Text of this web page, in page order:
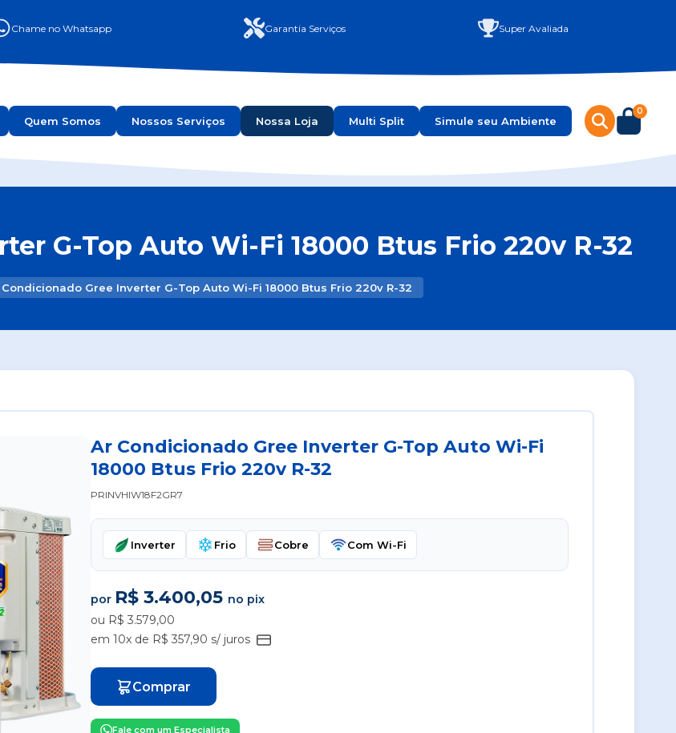
Chame no Whatsapp Garantia Serviços Super Avaliada
Quem Somos Nossos Serviços Nossa Loja Multi Split Simule seu Ambiente
0
G-Top Auto Wi-Fi 18000 Btus Frio 220v R-32
Gree Inverter G-Top Auto Wi-Fi 18000 Btus Frio 220v R-32
Ar Condicionado Gree Inverter G-Top Auto Wi-Fi
18000 Btus Frio 220v R-32
PRINVHIW18F2GR7
Inverter Frio Cobre Com Wi-Fi
por R$ 3.400,05 no pix
ou R$ 3.579,00
em 10x de R$ 357,90 s/ juros
Comprar
Fale com um Especialista